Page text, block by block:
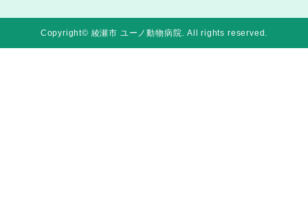
Copyright© 綾瀬市 ユーノ動物病院. All rights reserved.